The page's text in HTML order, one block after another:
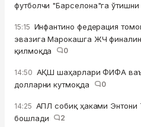
футболчи "Барселона"га
15:15 Инфантино федерация
эвазига Марокашга ЖЧ
қилмоқда
0
14:50 АҚШ шаҳарлари ФИФА
долларни кутмоқда
0
14:25 АПЛ собиқ ҳаками Энтони
бошлади
2